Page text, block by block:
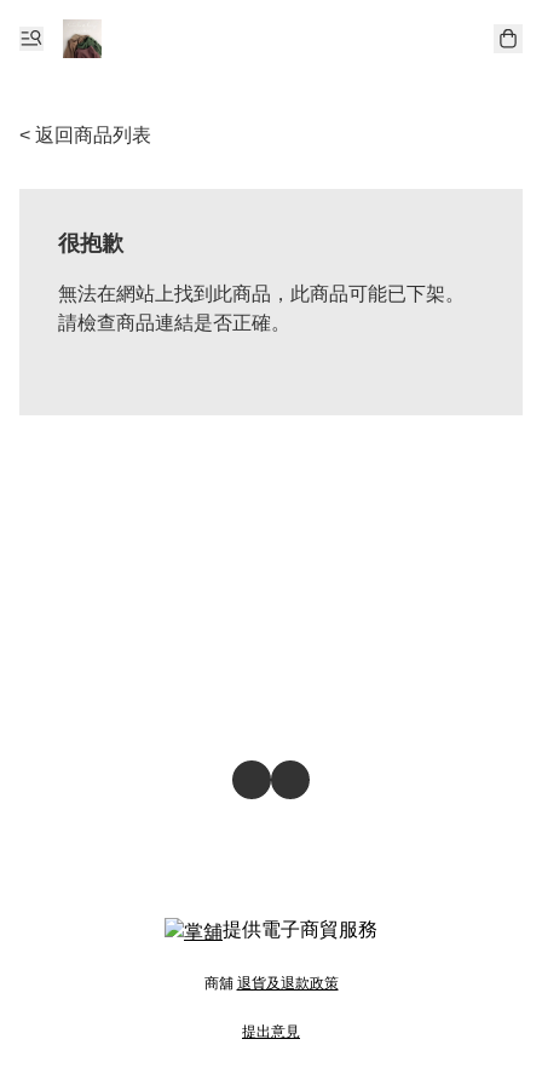
< 返回商品列表
很抱歉
無法在網站上找到此商品，此商品可能已下架。
請檢查商品連結是否正確。
提供電子商貿服務
商舖 退貨及退款政策
提出意見